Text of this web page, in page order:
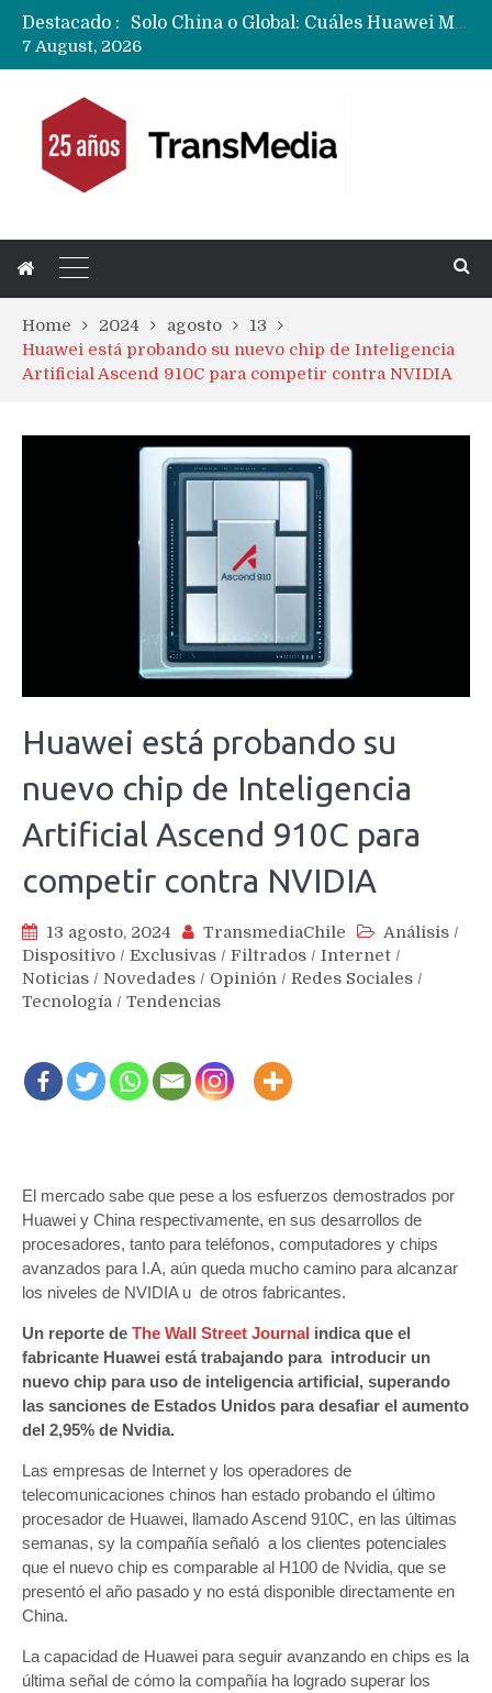
Destacado :
Data Centers de Huawei en Chile, México, Brasil,Perú y Argentina podrían verse afectados por arremetida de EE.UU
7 August, 2026
Home 2024 agosto
13
Huawei está probando su nuevo chip de Inteligencia
Artificial Ascend 910C para competir contra NVIDIA
Huawei está probando su
nuevo chip de Inteligencia
Artificial Ascend 910C para
competir contra NVIDIA
13 agosto, 2024 TransmediaChile Análisis /
Dispositivo / Exclusivas / Filtrados / Internet /
Noticias / Novedades / Opinión / Redes Sociales /
Tecnología / Tendencias
El mercado sabe que pese a los esfuerzos demostrados por
Huawei y China respectivamente, en sus desarrollos de
procesadores, tanto para teléfonos, computadores y chips
avanzados para I.A, aún queda mucho camino para alcanzar
los niveles de NVIDIA u de otros fabricantes.
Un reporte de The Wall Street Journal indica que el
fabricante Huawei está trabajando para introducir un
nuevo chip para uso de inteligencia artificial, superando
las sanciones de Estados Unidos para desafiar el aumento
del 2,95% de Nvidia.
Las empresas de Internet y los operadores de
telecomunicaciones chinos han estado probando el último
procesador de Huawei, llamado Ascend 910C, en las últimas
semanas, sy la compañía señaló a los clientes potenciales
que el nuevo chip es comparable al H100 de Nvidia, que se
presentó el año pasado y no está disponible directamente en
China.
La capacidad de Huawei para seguir avanzando en chips es la
última señal de cómo la compañía ha logrado superar los